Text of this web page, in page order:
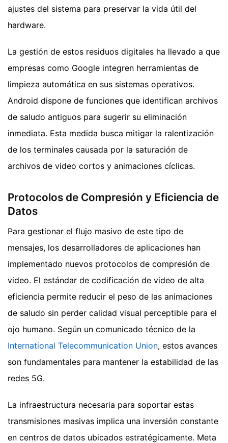
ajustes del sistema para preservar la vida útil del
hardware.
La gestión de estos residuos digitales ha llevado a que
empresas como Google integren herramientas de
limpieza automática en sus sistemas operativos.
Android dispone de funciones que identifican archivos
de saludo antiguos para sugerir su eliminación
inmediata. Esta medida busca mitigar la ralentización
de los terminales causada por la saturación de
archivos de video cortos y animaciones cíclicas.
Protocolos de Compresión y Eficiencia de
Datos
Para gestionar el flujo masivo de este tipo de
mensajes, los desarrolladores de aplicaciones han
implementado nuevos protocolos de compresión de
video. El estándar de codificación de video de alta
eficiencia permite reducir el peso de las animaciones
de saludo sin perder calidad visual perceptible para el
ojo humano. Según un comunicado técnico de la
International Telecommunication Union, estos avances
son fundamentales para mantener la estabilidad de las
redes 5G.
La infraestructura necesaria para soportar estas
transmisiones masivas implica una inversión constante
en centros de datos ubicados estratégicamente. Meta